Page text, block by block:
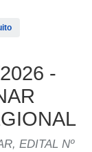
-
EDITAL Nº